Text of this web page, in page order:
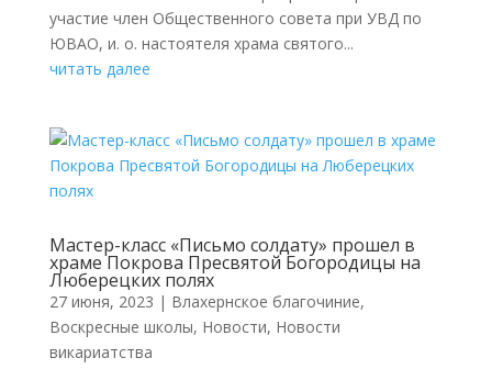
участие член Общественного совета при УВД по
ЮВАО, и. о. настоятеля храма святого...
читать далее
Мастер-класс «Письмо солдату» прошел в
храме Покрова Пресвятой Богородицы на
Люберецких полях
27 июня, 2023 | Влахернское благочиние,
Воскресные школы, Новости, Новости
викариатства